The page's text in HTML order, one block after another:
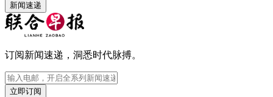
新闻速递
订阅新闻速递，洞悉时代脉搏。
立即订阅